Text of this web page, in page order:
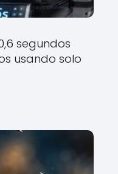
segundos
usando solo